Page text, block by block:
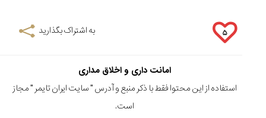
۵ به اشتراک بگذارید
امانت داری و اخلاق مداری
استفاده از این محتوا فقط با ذکر منبع و آدرس "سایت ایران تایمر " مجاز
است.